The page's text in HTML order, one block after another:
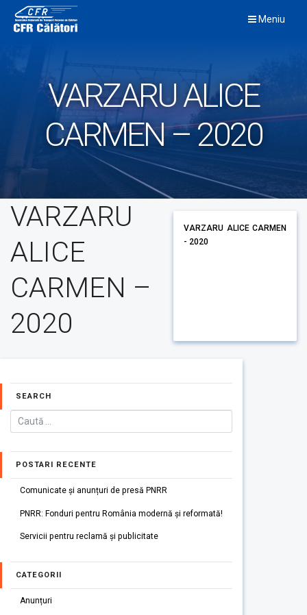
content
Meniu
VARZARU ALICE
CARMEN – 2020
VARZARU
ALICE
CARMEN –
2020
VARZARU ALICE CARMEN
- 2020
SEARCH
POSTARI RECENTE
Comunicate și anunțuri de presă PNRR
PNRR: Fonduri pentru România modernă și reformată!
Servicii pentru reclamă și publicitate
CATEGORII
Anunțuri